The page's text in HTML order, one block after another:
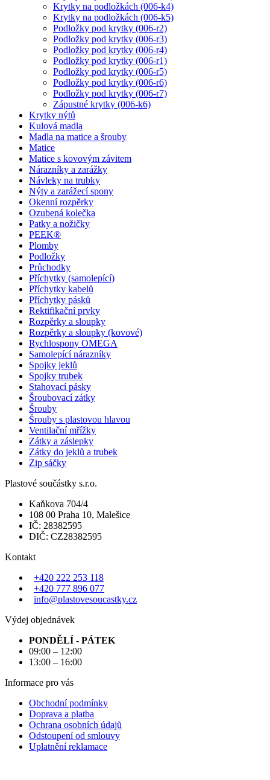
Krytky na podložkách (006-k4)
Krytky na podložkách (006-k5)
Podložky pod krytky (006-r2)
Podložky pod krytky (006-r3)
Podložky pod krytky (006-r4)
Podložky pod krytky (006-r1)
Podložky pod krytky (006-r5)
Podložky pod krytky (006-r6)
Podložky pod krytky (006-r7)
Zápustné krytky (006-k6)
Krytky nýtů
Kulová madla
Madla na matice a šrouby
Matice
Matice s kovovým závitem
Nárazníky a zarážky
Návleky na trubky
Nýty a zarážecí spony
Okenní rozpěrky
Ozubená kolečka
Patky a nožičky
PEEK®
Plomby
Podložky
Průchodky
Příchytky (samolepící)
Příchytky kabelů
Příchytky pásků
Rektifikační prvky
Rozpěrky a sloupky
Rozpěrky a sloupky (kovové)
Rychlospony OMEGA
Samolepící nárazníky
Spojky jeklů
Spojky trubek
Stahovací pásky
Šroubovací zátky
Šrouby
Šrouby s plastovou hlavou
Ventilační mřížky
Zátky a záslepky
Zátky do jeklů a trubek
Zip sáčky
Plastové součástky s.r.o.
Kaňkova 704/4
108 00 Praha 10, Malešice
IČ: 28382595
DIČ: CZ28382595
Kontakt
+420 222 253 118
+420 777 896 077
info@plastovesoucastky.cz
Výdej objednávek
PONDĚLÍ - PÁTEK
09:00 – 12:00
13:00 – 16:00
Informace pro vás
Obchodní podmínky
Doprava a platba
Ochrana osobních údajů
Odstoupení od smlouvy
Uplatnění reklamace